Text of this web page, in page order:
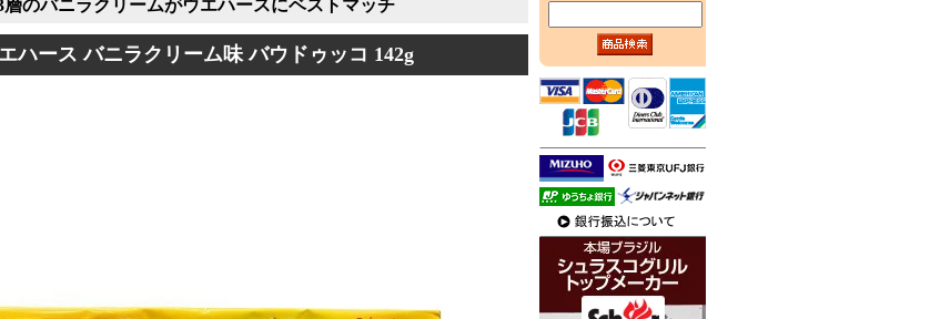
層のバニラクリームがウエハースにベストマッチ
ハース バニラクリーム味 バウドゥッコ 142g